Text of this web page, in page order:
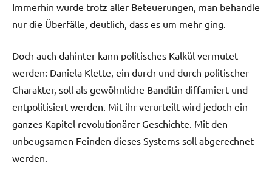
Immerhin wurde trotz aller Beteuerungen, man behandle
nur die Überfälle, deutlich, dass es um mehr ging.
Doch auch dahinter kann politisches Kalkül vermutet
werden: Daniela Klette, ein durch und durch politischer
Charakter, soll als gewöhnliche Banditin diffamiert und
entpolitisiert werden. Mit ihr verurteilt wird jedoch ein
ganzes Kapitel revolutionärer Geschichte. Mit den
unbeugsamen Feinden dieses Systems soll abgerechnet
werden.